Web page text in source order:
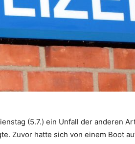
(5.7.) ein Unfall der anderen
Zuvor hatte sich von einem Boot